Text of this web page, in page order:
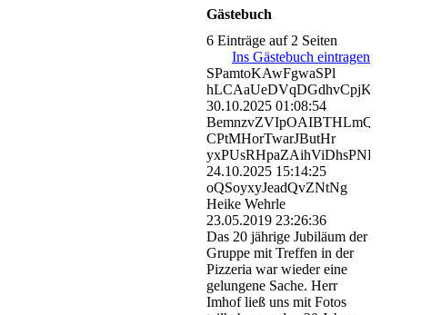
Gästebuch
6 Einträge auf 2 Seiten
Ins Gästebuch eintragen
SPamtoKAwFgwaSPl
hLCAaUeDVqDGdhvCpjKImo
30.10.2025 01:08:54
BemnzvZVIpOAIBTHLmQ
CPtMHorTwarJButHr
yxPUsRHpaZAihViDhsPNKVp
24.10.2025 15:14:25
oQSoyxyJeadQvZNtNg
Heike Wehrle
23.05.2019 23:26:36
Das 20 jährige Jubiläum der
Gruppe mit Treffen in der
Pizzeria war wieder eine
gelungene Sache. Herr
Imhof ließ uns mit Fotos